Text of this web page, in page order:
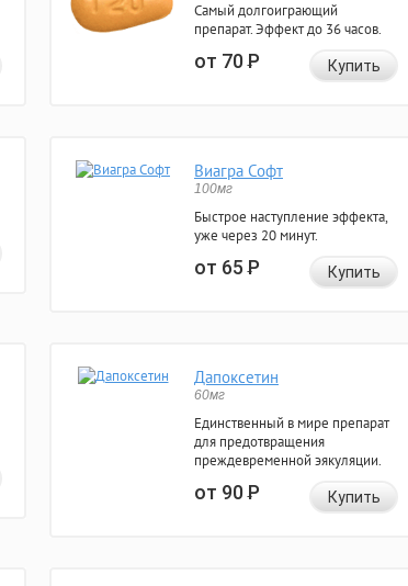
Самый долгоиграющий
препарат. Эффект до 36 часов.
от 70Р Купить
Виагра Софт
100мг
Быстрое наступление эффекта,
уже через 20 минут.
от 65Р Купить
Дапоксетин
60мг
Единственный в мире препарат
для предотвращения
преждевременной эякуляции.
от 90Р Купить